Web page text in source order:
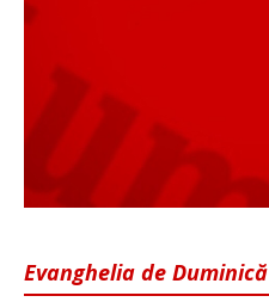
Evanghelia de Duminică